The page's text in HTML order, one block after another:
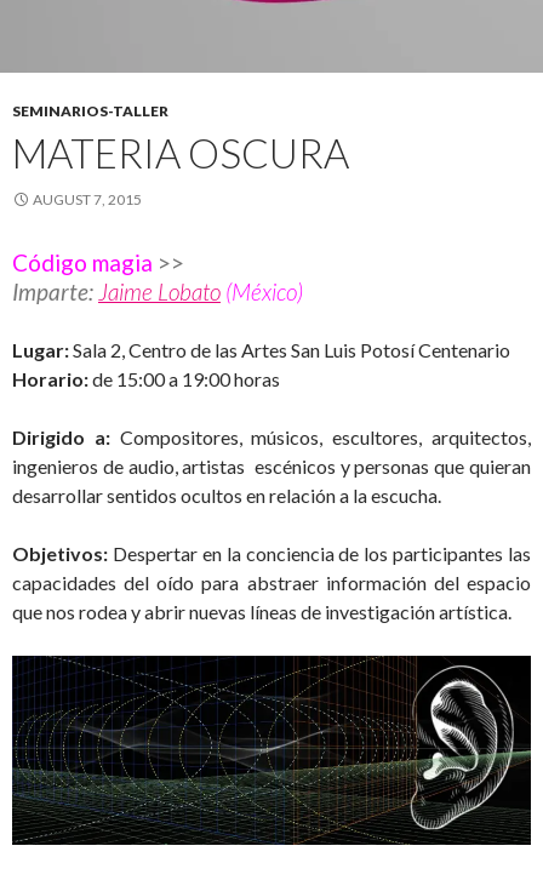
SEMINARIOS-TALLER
MATERIA OSCURA
AUGUST 7, 2015
Código magia >>
Imparte: Jaime Lobato (México)
Lugar:Sala 2, Centro de las Artes San Luis Potosí Centenario
Horario:de 15:00 a 19:00 horas
Dirigido a:Compositores, músicos, escultores, arquitectos,
ingenieros de audio, artistas escénicos y personas que quieran
desarrollar sentidos ocultos en relación a la escucha.
Objetivos: Despertar en la conciencia de los participantes las
capacidades del oído para abstraer información del espacio
que nos rodea y abrir nuevas líneas de investigación artística.